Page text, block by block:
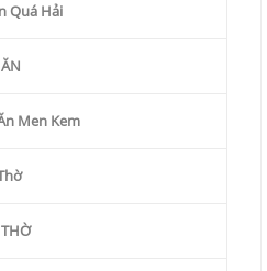
Quá Hải
Men Kem